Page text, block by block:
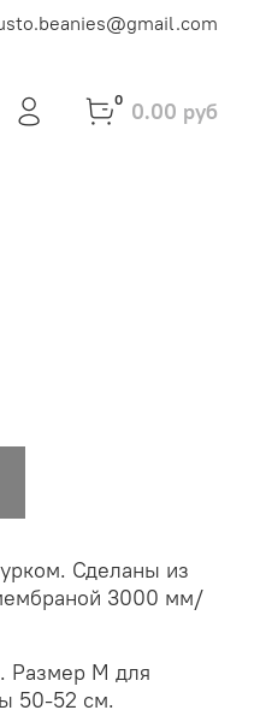
0 0.00 руб
Сделаны из
3000 мм/
Размер M для
50-52 см.